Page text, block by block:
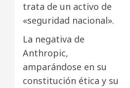
trata de un activo de
«seguridad nacional».
La negativa de
Anthropic,
amparándose en su
constitución ética y su